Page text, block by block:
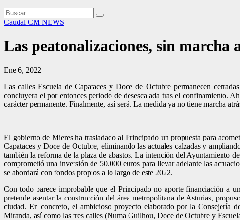
Caudal CM NEWS
Las peatonalizaciones, sin
Ene 6, 2022
Las calles Escuela de Capataces y Doce de Octubre permanecen
concluyera el por entonces periodo de desescalada tras el confinamiento.
carácter permanente. Finalmente, así será. La medida ya no tiene marcha
El gobierno de Mieres ha trasladado al Principado un propuesta para
Capataces y Doce de Octubre, eliminando las actuales calzadas y
también la reforma de la plaza de abastos. La intención del Ayuntamiento
comprometió una inversión de 50.000 euros para llevar adelante las
se abordará con fondos propios a lo largo de este 2022.
Con todo parece improbable que el Principado no aporte financiación a
pretende asentar la construcción del área metropolitana de Asturias,
ciudad. En concreto, el ambicioso proyecto elaborado por la Consejería
Miranda, así como las tres calles (Numa Guilhou, Doce de Octubre y